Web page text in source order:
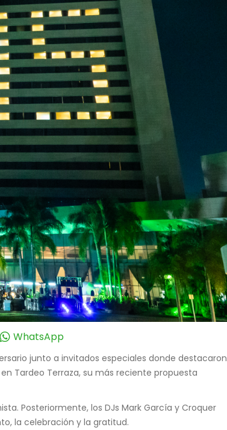
WhatsApp
junto a invitados especiales donde destacaron
Tardeo Terraza, su más reciente propuesta
Posteriormente, los DJs Mark García y Croquer
la celebración y la gratitud.